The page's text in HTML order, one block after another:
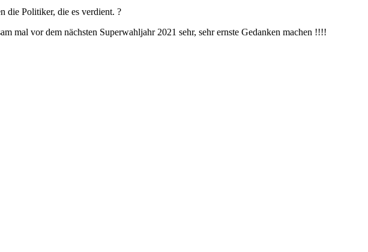
die Politiker, die es verdient. ?
mal vor dem nächsten Superwahljahr 2021 sehr, sehr ernste Gedanken machen !!!!